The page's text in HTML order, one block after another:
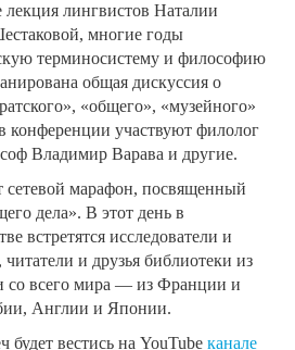
лингвистов Наталии
, многие годы
терминосистему и философию
общая дискуссия о
«общего», «музейного»
конференции участвуют филолог
Владимир Варава и другие.
сетевой марафон, посвященный
дела». В этот день в
встретятся исследователи и
и друзья библиотеки из
со всего мира — из Франции и
Англии и Японии.
будет вестись на YouTube канале